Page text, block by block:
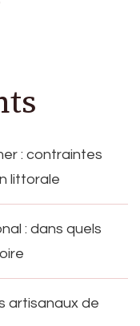
: contraintes
littorale
: dans quels
artisanaux de